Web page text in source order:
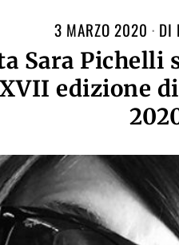
3 MARZO 2020 DI
Sara Pichelli
edizione